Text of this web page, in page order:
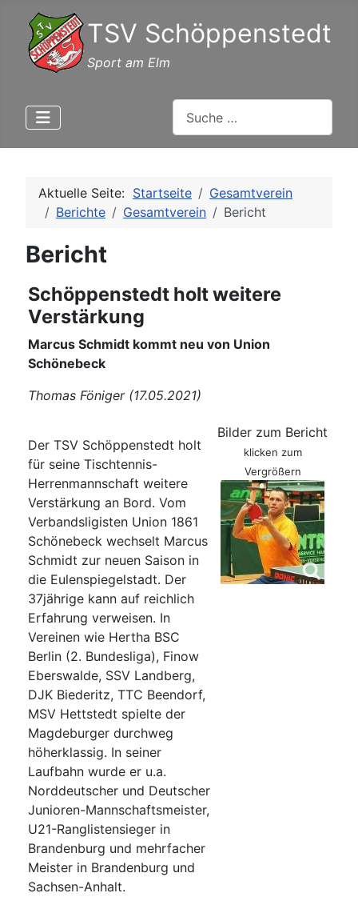
TSV Schöppenstedt
Sport am Elm
Aktuelle Seite: Startseite
Gesamtverein
Berichte
Gesamtverein Bericht
Bericht
Schöppenstedt holt weitere
Verstärkung
Marcus Schmidt kommt neu von Union
Schönebeck
Thomas Föniger (17.05.2021)
Der TSV Schöppenstedt holt
für seine Tischtennis-
Herrenmannschaft weitere
Verstärkung an Bord. Vom
Verbandsligisten Union 1861
Schönebeck wechselt Marcus
Schmidt zur neuen Saison in
die Eulenspiegelstadt. Der
37jährige kann auf reichlich
Erfahrung verweisen. In
Vereinen wie Hertha BSC
Berlin (2. Bundesliga), Finow
Eberswalde, SSV Landberg,
DJK Biederitz, TTC Beendorf,
MSV Hettstedt spielte der
Magdeburger durchweg
höherklassig. In seiner
Laufbahn wurde er u.a.
Norddeutscher und Deutscher
Junioren-Mannschaftsmeister,
U21-Ranglistensieger in
Brandenburg und mehrfacher
Meister in Brandenburg und
Sachsen-Anhalt.
Bilder zum Bericht
klicken zum
Vergrößern